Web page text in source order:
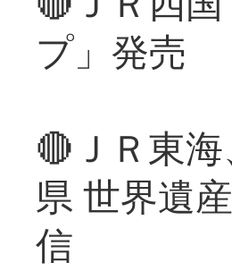
プ」発売
🔴ＪＲ東
県 世界遺
信